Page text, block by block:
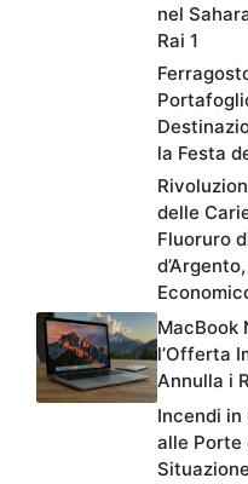
nel
Rai 1
la Festa
delle
Fluoruro
MacBook
l’Offerta
Annulla i
Incendi in
alle Porte